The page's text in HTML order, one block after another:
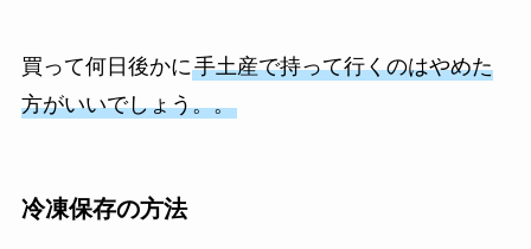
買って何日後かに手土産で持って行くのはやめた
方がいいでしょう。。
冷凍保存の方法